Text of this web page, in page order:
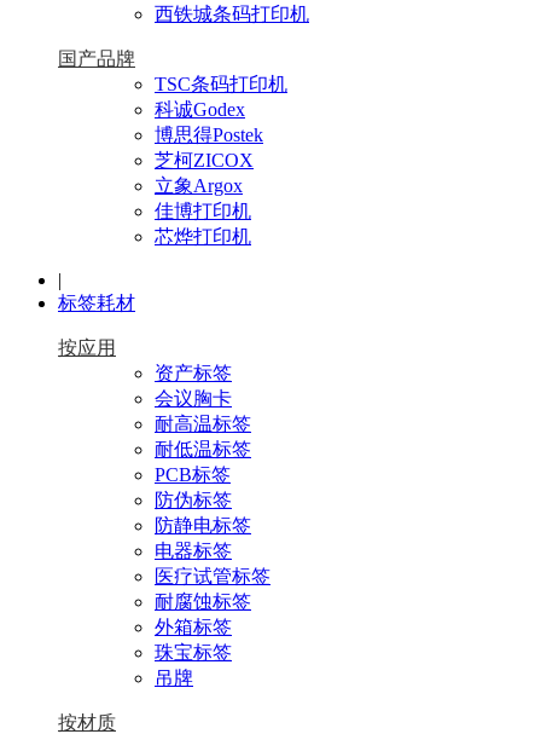
西铁城条码打印机
国产品牌
TSC条码打印机
科诚Godex
博思得Postek
芝柯ZICOX
立象Argox
佳博打印机
芯烨打印机
|
标签耗材
按应用
资产标签
会议胸卡
耐高温标签
耐低温标签
PCB标签
防伪标签
防静电标签
电器标签
医疗试管标签
耐腐蚀标签
外箱标签
珠宝标签
吊牌
按材质